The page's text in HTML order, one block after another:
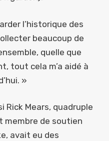
l’historique des
beaucoup de
quelle que
tout cela m’a aidé à
»
Rick Mears, quadruple
membre de soutien
avait eu des